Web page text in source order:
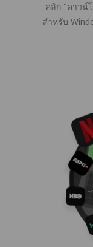
คลิก "ดาวน์
สำหรับ